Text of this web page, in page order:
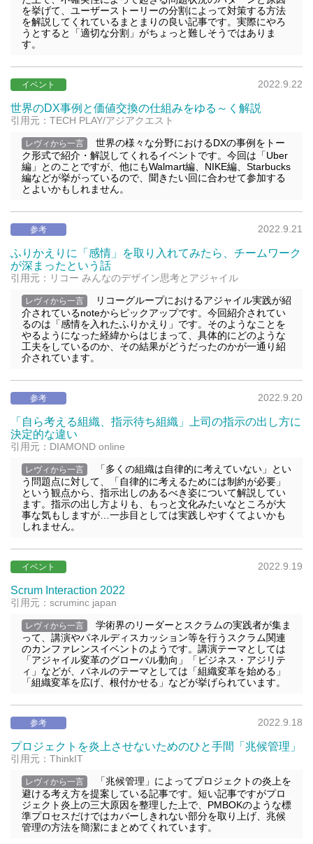
を挙げて、ユーザーストーリーの分割によって対策する方法
を解説してくれているまとまりの良い記事です。実際にやろ
うとすると「適切な分割」がちょっと難しそうではありま
す。
イベント 2022.9.22
世界のDX事例と価値交換の仕組みをゆる～く解説
引用元：TECH PLAY/アジアクエスト
レヴィから一言
世界の様々な分野におけるDXの事例をトー
ク形式で紹介・解説してくれるイベントです。今回は「Uber
編」とのことですが、他にもWalmart編、NIKE編、Starbucks
編などが挙がっているので、聞きたい回に合わせて参加する
とよいかもしれません。
参考 2022.9.21
ふりかえりに「感情」を取り入れてみたら、チームワーク
が深まったという話
引用元：リコー みんなのデザイン思考とアジャイル
レヴィから一言
リコーグループにおけるアジャイル実践が紹
介されているnoteからピックアップです。今回紹介されてい
るのは「感情を入れたふりかえり」です。そのようなことを
やるようになった経緯からはじまって、具体的にどのような
工夫をしているのか、その結果がどうだったのかが一通り紹
介されています。
参考 2022.9.20
「自ら考える組織、指示待ち組織」上司の指示の出し方に
決定的な違い
引用元：DIAMOND online
レヴィから一言
「多くの組織は自律的に考えていない」とい
う問題点に対して、「自律的に考えるためには制約が必要」
という観点から、指示出しのあるべき姿について解説してい
ます。指示の出し方よりも、もっと文化みたいなところが大
事な気もしますが…一歩目としては実践しやすくてよいかも
しれません。
イベント 2022.9.19
Scrum Interaction 2022
引用元：scruminc japan
レヴィから一言
学術界のリーダーとスクラムの実践者が集ま
って、講演やパネルディスカッション等を行うスクラム関連
のカンファレンスイベントのようです。講演テーマとしては
「アジャイル変革のグローバル動向」「ビジネス・アジリテ
ィ」などが、パネルのテーマとしては「組織変革を始める」
「組織変革を広げ、根付かせる」などが挙げられています。
参考 2022.9.18
プロジェクトを炎上させないためのひと手間「兆候管理」
引用元：ThinkIT
レヴィから一言
「兆候管理」によってプロジェクトの炎上を
避ける考え方を提案している記事です。短い記事ですがプロ
ジェクト炎上の三大原因を整理した上で、PMBOKのような標
準プロセスだけではカバーしきれない部分を取り上げ、兆候
管理の方法を簡潔にまとめてくれています。